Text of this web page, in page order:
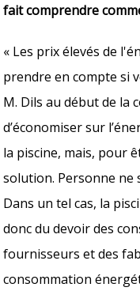
fait comprendre
« Les prix élevés de
prendre en compte si
M. Dils au début de la
d’économiser sur
la piscine, mais, pour
solution. Personne ne
Dans un tel cas, la
donc du devoir des
fournisseurs et des
consommation